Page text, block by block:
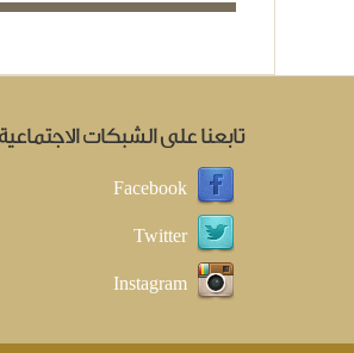
تابعنا على الشبكات الاجتماعية
Facebook
Twitter
Instagram